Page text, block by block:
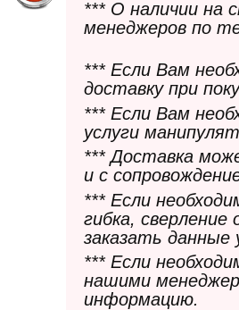
*** О наличии на
менеджеров по
*** Если Вам
доставку при
*** Если Вам
услуги
*** Доставка
и с
*** Если
гибка,
заказать данные
*** Если
нашими
информацию.